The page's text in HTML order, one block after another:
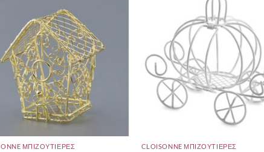
ΜΠΙΖΟΥΤΙΕΡΕΣ CLOISONNE ΜΠΙΖΟΥΤΙΕΡΕΣ